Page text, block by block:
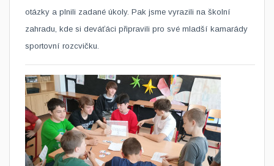
otázky a plnili zadané úkoly. Pak jsme vyrazili na školní
zahradu, kde si deváťáci připravili pro své mladší kamarády
sportovní rozcvičku.